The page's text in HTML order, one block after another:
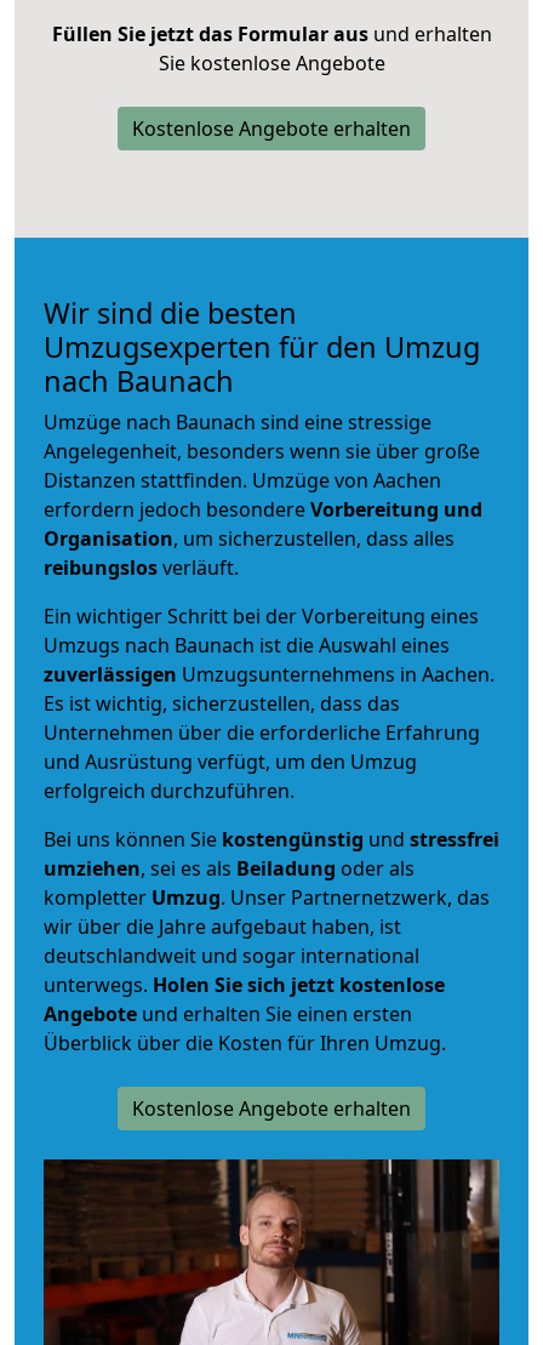
Füllen Sie jetzt das Formular ausund erhalten
Sie kostenlose Angebote
Kostenlose Angebote erhalten
Wir sind die besten
Umzugsexperten für den Umzug
nach Baunach
Umzüge nach Baunach sind eine stressige
Angelegenheit, besonders wenn sie über große
Distanzen stattfinden. Umzüge von Aachen
erfordern jedoch besondereVorbereitung und
Organisation, um sicherzustellen, dass alles
reibungslosverläuft.
Ein wichtiger Schritt bei der Vorbereitung eines
Umzugs nach Baunach ist die Auswahl eines
zuverlässigen Umzugsunternehmens in Aachen.
Es ist wichtig, sicherzustellen, dass das
Unternehmen über die erforderliche Erfahrung
und Ausrüstung verfügt, um den Umzug
erfolgreich durchzuführen.
Bei uns können Sie kostengünstig und stressfrei
umziehen, sei es als Beiladung oder als
kompletter Umzug. Unser Partnernetzwerk, das
wir über die Jahre aufgebaut haben, ist
deutschlandweit und sogar international
unterwegs. Holen Sie sich jetzt kostenlose
Angebote und erhalten Sie einen ersten
Überblick über die Kosten für Ihren Umzug.
Kostenlose Angebote erhalten